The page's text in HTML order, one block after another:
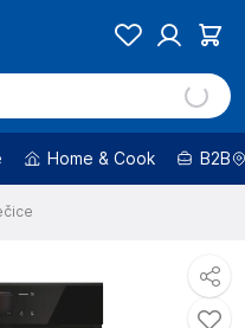
Home & Cook B2B